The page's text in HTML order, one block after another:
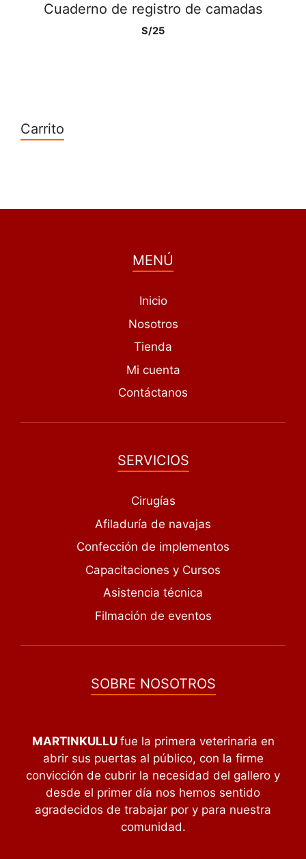
Cuaderno de registro de camadas
S/25
Carrito
MENÚ
Inicio
Nosotros
Tienda
Mi cuenta
Contáctanos
SERVICIOS
Cirugías
Afiladuría de navajas
Confección de implementos
Capacitaciones y Cursos
Asistencia técnica
Filmación de eventos
SOBRE NOSOTROS
MARTINKULLU fue la primera veterinaria en
abrir sus puertas al público, con la firme
convicción de cubrir la necesidad del gallero y
desde el primer día nos hemos sentido
agradecidos de trabajar por y para nuestra
comunidad.